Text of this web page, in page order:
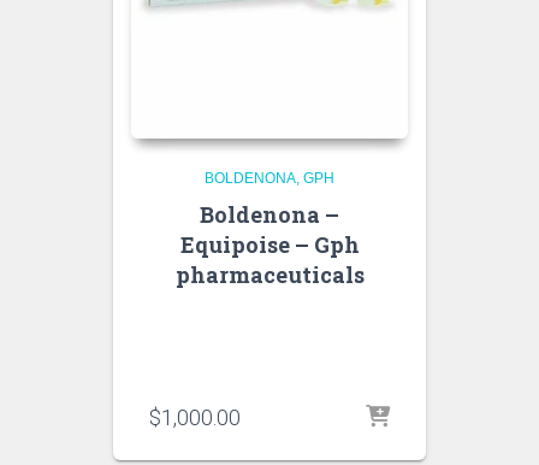
BOLDENONA GPH
Boldenona –
Equipoise – Gph
pharmaceuticals
$1,000.00